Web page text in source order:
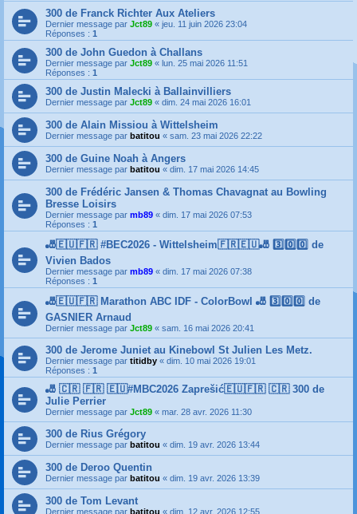
300 de Franck Richter Aux Ateliers
Dernier message par Jct89 « jeu. 11 juin 2026 23:04
Réponses : 1
300 de John Guedon à Challans
Dernier message par Jct89 « lun. 25 mai 2026 11:51
Réponses : 1
300 de Justin Malecki à Ballainvilliers
Dernier message par Jct89 « dim. 24 mai 2026 16:01
300 de Alain Missiou à Wittelsheim
Dernier message par batitou « sam. 23 mai 2026 22:22
300 de Guine Noah à Angers
Dernier message par batitou « dim. 17 mai 2026 14:45
300 de Frédéric Jansen & Thomas Chavagnat au Bowling
Bresse Loisirs
Dernier message par mb89 « dim. 17 mai 2026 07:53
Réponses : 1
🎳🇪🇺🇫🇷 #BEC2026 - Wittelsheim🇫🇷🇪🇺🎳 3️⃣0️⃣0️⃣ de
Vivien Bados
Dernier message par mb89 « dim. 17 mai 2026 07:38
Réponses : 1
🎳🇪🇺🇫🇷 Marathon ABC IDF - ColorBowl 🎳 3️⃣0️⃣0️⃣ de
GASNIER Arnaud
Dernier message par Jct89 « sam. 16 mai 2026 20:41
300 de Jerome Juniet au Kinebowl St Julien Les Metz.
Dernier message par titidby « dim. 10 mai 2026 19:01
Réponses : 1
🎳 🇨🇷 🇫🇷 🇪🇺#MBC2026 Zaprešić🇪🇺🇫🇷 🇨🇷 300 de
Julie Perrier
Dernier message par Jct89 « mar. 28 avr. 2026 11:30
300 de Rius Grégory
Dernier message par batitou « dim. 19 avr. 2026 13:44
300 de Deroo Quentin
Dernier message par batitou « dim. 19 avr. 2026 13:39
300 de Tom Levant
Dernier message par batitou « dim. 12 avr. 2026 12:55